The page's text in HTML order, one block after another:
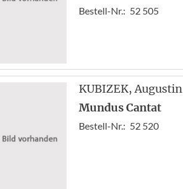
Bestell-Nr.: 52 505
KUBIZEK, Augustin
Mundus Cantat
Bestell-Nr.: 52 520